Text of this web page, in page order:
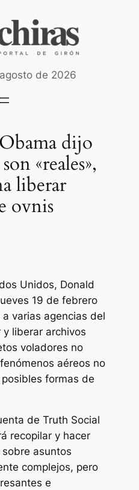
de 2026
dijo
«reales»,
liberar
ovnis
Unidos, Donald
19 de febrero
varias agencias del
liberar archivos
voladores no
aéreos no
formas de
de Truth Social
recopilar y hacer
asuntos
complejos, pero
e